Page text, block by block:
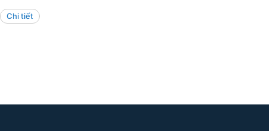
Chi tiết